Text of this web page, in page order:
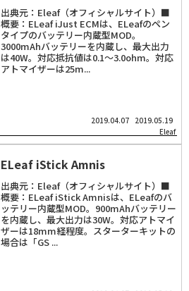
出典元：Eleaf（オフィシャルサイト）■
概要：ELeaf iJust ECMは、ELeafのペン
タイプのバッテリー内蔵型MOD。
3000mAhバッテリーを内蔵し、最大出力
は40W。対応抵抗値は0.1～3.0ohm。対応
アトマイザーは25m...
2019.04.07
2019.05.19
Eleaf
ELeaf iStick Amnis
出典元：Eleaf（オフィシャルサイト）■
概要：ELeaf iStick Amnisは、ELeafのバ
ッテリー内蔵型MOD。900mAhバッテリー
を内蔵し、最大出力は30W。対応アトマイ
ザーは18mm経程度。スターターキットの
場合は「GS ...